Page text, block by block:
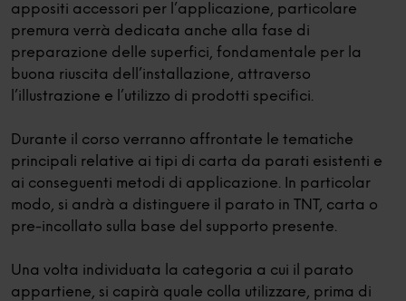
appositi accessori per l’applicazione, particolare
premura verrà dedicata anche alla fase di
preparazione delle superfici, fondamentale per la
buona riuscita dell’installazione, attraverso
l’illustrazione e l’utilizzo di prodotti specifici.
Durante il corso verranno affrontate le tematiche
principali relative ai tipi di carta da parati esistenti e
ai conseguenti metodi di applicazione. In particolar
modo, si andrà a distinguere il parato in TNT, carta o
pre-incollato sulla base del supporto presente.
Una volta individuata la categoria a cui il parato
appartiene, si capirà quale colla utilizzare, prima di